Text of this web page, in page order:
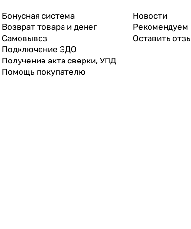
Бонусная система
Возврат товара и денег
Самовывоз
Подключение ЭДО
Получение акта сверки, УПД
Помощь покупателю
Новости
Рекомендуем
Оставить